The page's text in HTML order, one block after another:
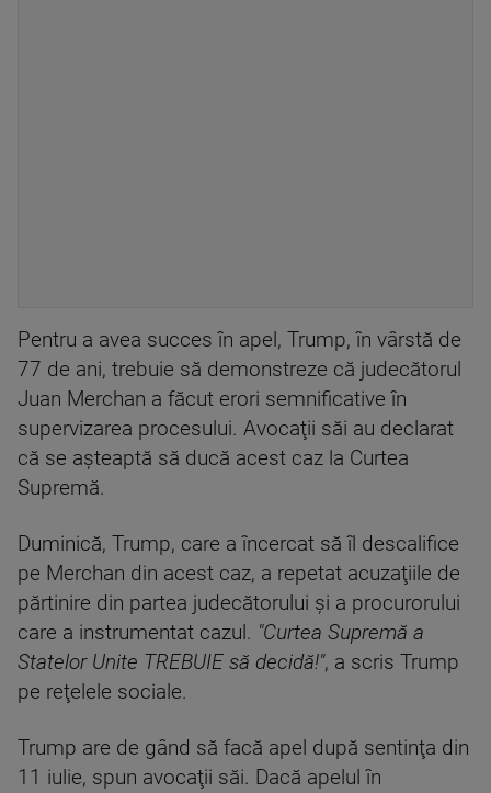
Pentru a avea succes în apel, Trump, în vârstă de
77 de ani, trebuie să demonstreze că judecătorul
Juan Merchan a făcut erori semnificative în
supervizarea procesului. Avocaţii săi au declarat
că se aşteaptă să ducă acest caz la Curtea
Supremă.
Duminică, Trump, care a încercat să îl descalifice
pe Merchan din acest caz, a repetat acuzaţiile de
părtinire din partea judecătorului şi a procurorului
care a instrumentat cazul. "Curtea Supremă a
Statelor Unite TREBUIE să decidă!", a scris Trump
pe reţelele sociale.
Trump are de gând să facă apel după sentinţa din
11 iulie, spun avocaţii săi. Dacă apelul în